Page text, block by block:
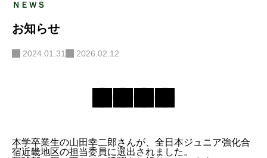
ＮＥＷＳ
お知らせ
2024.01.31 2026.02.12
本学卒業生の山田幸二郎さんが、全日本ジュニア強化合
宿近畿地区の担当委員に選出されました。